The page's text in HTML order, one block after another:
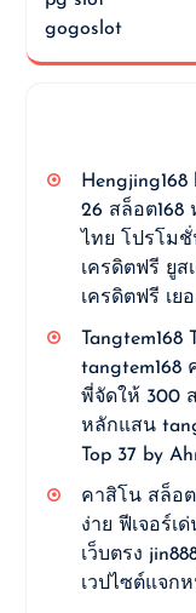
gogoslot
Hengjing168
26 สล็อต168
ไทย โปรโมชั่
เครดิตฟรี ยูส
เครดิตฟรี เย
Tangtem168
tangtem168
พี่จัดให้ 300
หลักแสน
Top 37 by
คาสิโน สล็อ
ง่าย ฟีเจอร์เ
เว็บตรง
เวปไซต์แจก